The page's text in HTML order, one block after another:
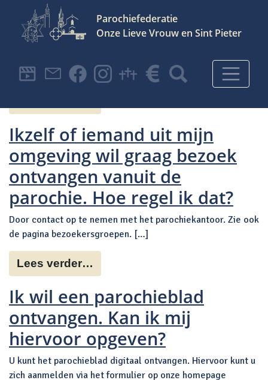
Hoofdnavigatie
Parochiefederatie
Onze Lieve Vrouw en Sint Pieter
Met al uw vragen kunt u
terecht bij ons:
PAROCHIEKANTOOR. […]
Ikzelf of iemand uit mijn
omgeving wil graag bezoek
ontvangen vanuit de
parochie. Hoe regel ik dat?
Door contact op te nemen met het parochiekantoor. Zie ook
de pagina bezoekersgroepen. […]
Lees verder…
Ik wil een parochieblad
ontvangen. Kan ik mij
hiervoor opgeven?
U kunt het parochieblad digitaal ontvangen. Hiervoor kunt u
zich aanmelden via het formulier op onze homepage